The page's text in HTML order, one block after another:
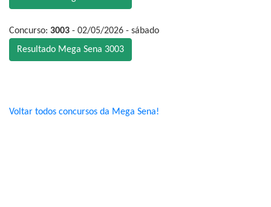
Concurso: 3003 - 02/05/2026 - sábado
Resultado Mega Sena 3003
Voltar todos concursos da Mega Sena!